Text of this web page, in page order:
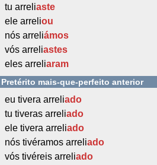
tu arreliaste
ele arreliou
nós arreliámos
vós arreliastes
eles arreliaram
Pretérito mais-que-perfeito anterior
eu tivera arreliado
tu tiveras arreliado
ele tivera arreliado
nós tivéramos arreliado
vós tivéreis arreliado